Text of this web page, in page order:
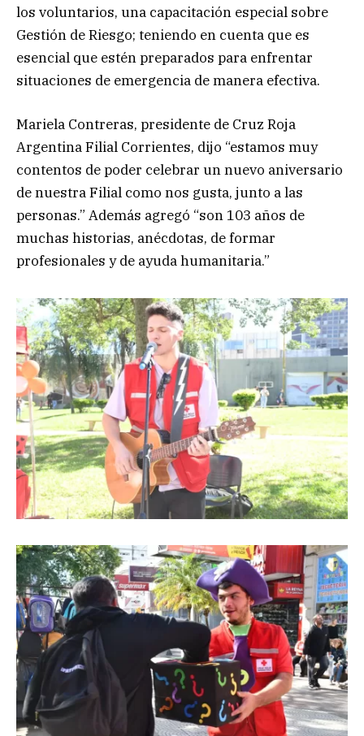
los voluntarios, una capacitación especial sobre
Gestión de Riesgo; teniendo en cuenta que es
esencial que estén preparados para enfrentar
situaciones de emergencia de manera efectiva.
Mariela Contreras, presidente de Cruz Roja
Argentina Filial Corrientes, dijo “estamos muy
contentos de poder celebrar un nuevo aniversario
de nuestra Filial como nos gusta, junto a las
personas.” Además agregó “son 103 años de
muchas historias, anécdotas, de formar
profesionales y de ayuda humanitaria.”